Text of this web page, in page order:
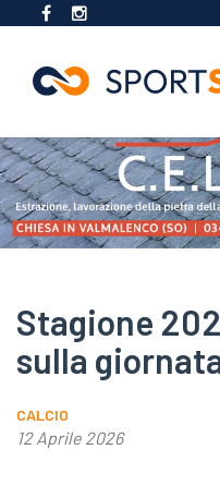
al
contenuto
principale
Stagione
sulla
CALCIO
12 Aprile 2026